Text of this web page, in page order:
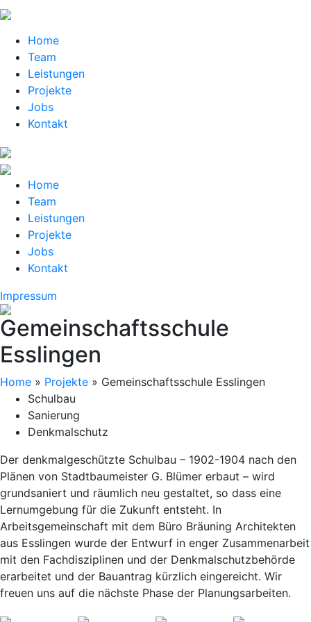
Home
Team
Leistungen
Projekte
Jobs
Kontakt
Home
Team
Leistungen
Projekte
Jobs
Kontakt
Impressum
Gemeinschaftsschule
Esslingen
Home » Projekte » Gemeinschaftsschule Esslingen
Schulbau
Sanierung
Denkmalschutz
Der denkmalgeschützte Schulbau – 1902-1904 nach den
Plänen von Stadtbaumeister G. Blümer erbaut – wird
grundsaniert und räumlich neu gestaltet, so dass eine
Lernumgebung für die Zukunft entsteht. In
Arbeitsgemeinschaft mit dem Büro Bräuning Architekten
aus Esslingen wurde der Entwurf in enger Zusammenarbeit
mit den Fachdisziplinen und der Denkmalschutzbehörde
erarbeitet und der Bauantrag kürzlich eingereicht. Wir
freuen uns auf die nächste Phase der Planungsarbeiten.